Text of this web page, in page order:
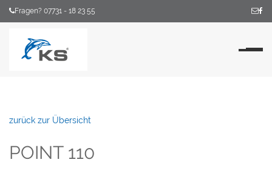
Fragen? 07731 - 18 23 55
zurück zur Übersicht
POINT 110